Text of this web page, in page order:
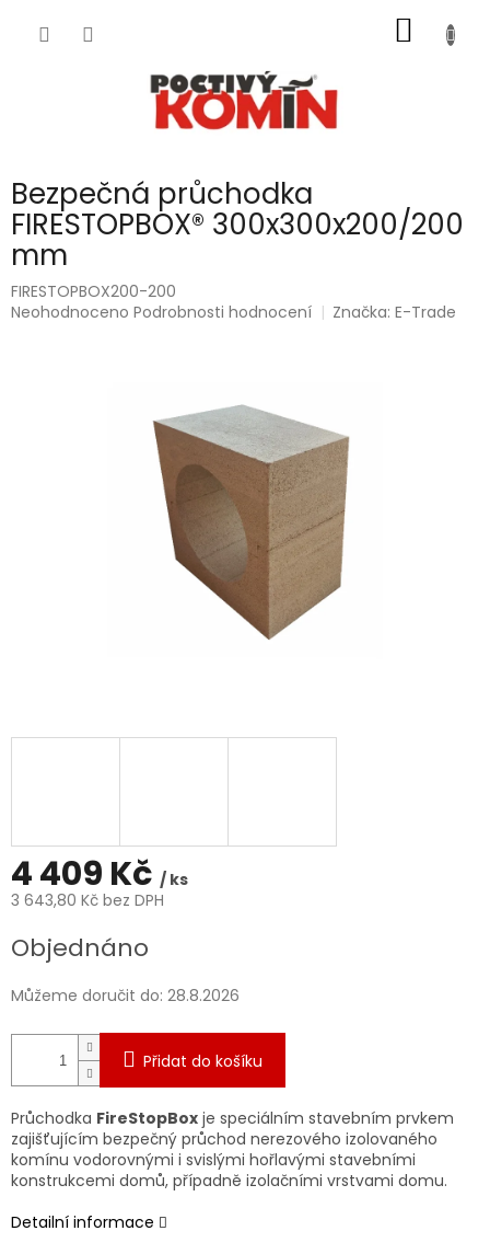
KOŠÍK
Bezpečná průchodka
FIRESTOPBOX® 300x300x200/200
mm
FIRESTOPBOX200-200
Průměrné
Neohodnoceno Podrobnosti hodnocení Značka:E-Trade
4 409 Kč / ks
3 643,80 Kč bez DPH
cena:
Objednáno
Můžeme doručit do: 28.8.2026
Přidat do košíku
Průchodka FireStopBox je speciálním stavebním prvkem
zajišťujícím bezpečný průchod nerezového izolovaného
komínu vodorovnými i svislými hořlavými stavebními
konstrukcemi domů, případně izolačními vrstvami domu.
Detailní informace